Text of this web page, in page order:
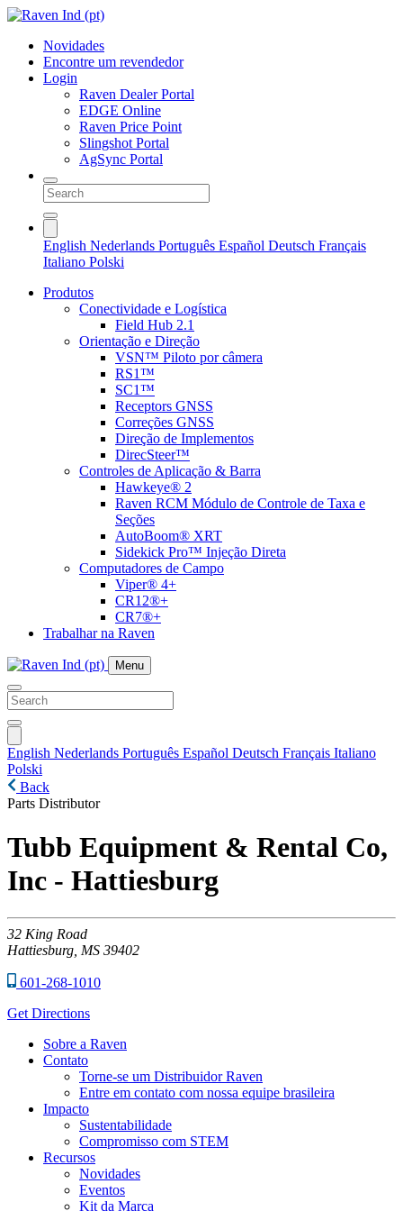
Novidades
Encontre um revendedor
Login
Raven Dealer Portal
EDGE Online
Raven Price Point
Slingshot Portal
AgSync Portal
English Nederlands Português Español Deutsch Français
Italiano Polski
Produtos
Conectividade e Logística
Field Hub 2.1
Orientação e Direção
VSN™ Piloto por câmera
RS1™
SC1™
Receptors GNSS
Correções GNSS
Direção de Implementos
DirecSteer™
Controles de Aplicação & Barra
Hawkeye® 2
Raven RCM Módulo de Controle de Taxa e
Seções
AutoBoom® XRT
Sidekick Pro™ Injeção Direta
Computadores de Campo
Viper® 4+
CR12®+
CR7®+
Trabalhar na Raven
Menu
English Nederlands Português Español Deutsch Français Italiano
Polski
Back
Parts Distributor
Tubb Equipment & Rental Co,
Inc - Hattiesburg
32 King Road
Hattiesburg, MS 39402
601-268-1010
Get Directions
Sobre a Raven
Contato
Torne-se um Distribuidor Raven
Entre em contato com nossa equipe brasileira
Impacto
Sustentabilidade
Compromisso com STEM
Recursos
Novidades
Eventos
Kit da Marca